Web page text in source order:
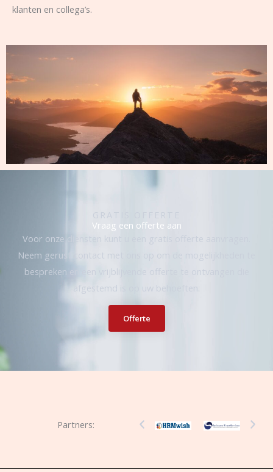
klanten en collega’s.
GRATIS OFFERTE
Vraag een offerte aan
Voor onze diensten kunt u een gratis offerte aanvragen.
Neem gerust contact met ons op om de mogelijkheden te
bespreken en een vrijblijvende offerte te ontvangen die
afgestemd is op uw behoeften.
Offerte
Partners: